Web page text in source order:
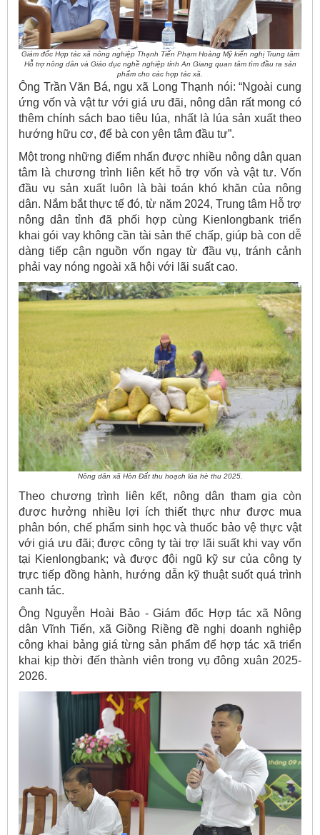
Giám đốc Hợp tác xã nông nghiệp Thạnh Tiến Phạm Hoàng Mỹ kiến nghị Trung tâm
Hỗ trợ nông dân và Giáo dục nghề nghiệp tỉnh An Giang quan tâm tìm đầu ra sản
phẩm cho các hợp tác xã.
Ông Trần Văn Bá, ngụ xã Long Thạnh nói: “Ngoài cung
ứng vốn và vật tư với giá ưu đãi, nông dân rất mong có
thêm chính sách bao tiêu lúa, nhất là lúa sản xuất theo
hướng hữu cơ, để bà con yên tâm đầu tư”.
Một trong những điểm nhấn được nhiều nông dân quan
tâm là chương trình liên kết hỗ trợ vốn và vật tư. Vốn
đầu vụ sản xuất luôn là bài toán khó khăn của nông
dân. Nắm bắt thực tế đó, từ năm 2024, Trung tâm Hỗ trợ
nông dân tỉnh đã phối hợp cùng Kienlongbank triển
khai gói vay không cần tài sản thế chấp, giúp bà con dễ
dàng tiếp cận nguồn vốn ngay từ đầu vụ, tránh cảnh
phải vay nóng ngoài xã hội với lãi suất cao.
Nông dân xã Hòn Đất thu hoạch lúa hè thu 2025.
Theo chương trình liên kết, nông dân tham gia còn
được hưởng nhiều lợi ích thiết thực như được mua
phân bón, chế phẩm sinh học và thuốc bảo vệ thực vật
với giá ưu đãi; được công ty tài trợ lãi suất khi vay vốn
tại Kienlongbank; và được đội ngũ kỹ sư của công ty
trực tiếp đồng hành, hướng dẫn kỹ thuật suốt quá trình
canh tác.
Ông Nguyễn Hoài Bảo - Giám đốc Hợp tác xã Nông
dân Vĩnh Tiến, xã Giồng Riềng đề nghị doanh nghiệp
công khai bảng giá từng sản phẩm để hợp tác xã triển
khai kịp thời đến thành viên trong vụ đông xuân 2025-
2026.